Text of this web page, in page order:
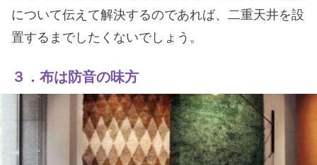
について伝えて解決するのであれば、二重天井を設
置するまでしたくないでしょう。
３．布は防音の味方